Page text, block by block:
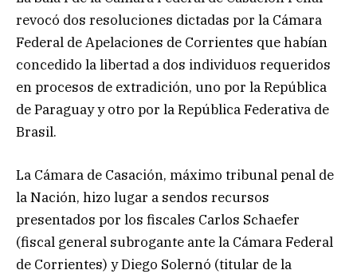
revocó dos resoluciones dictadas por la Cámara
Federal de Apelaciones de Corrientes que habían
concedido la libertad a dos individuos requeridos
en procesos de extradición, uno por la República
de Paraguay y otro por la República Federativa de
Brasil.
La Cámara de Casación, máximo tribunal penal de
la Nación, hizo lugar a sendos recursos
presentados por los fiscales Carlos Schaefer
(fiscal general subrogante ante la Cámara Federal
de Corrientes) y Diego Solernó (titular de la